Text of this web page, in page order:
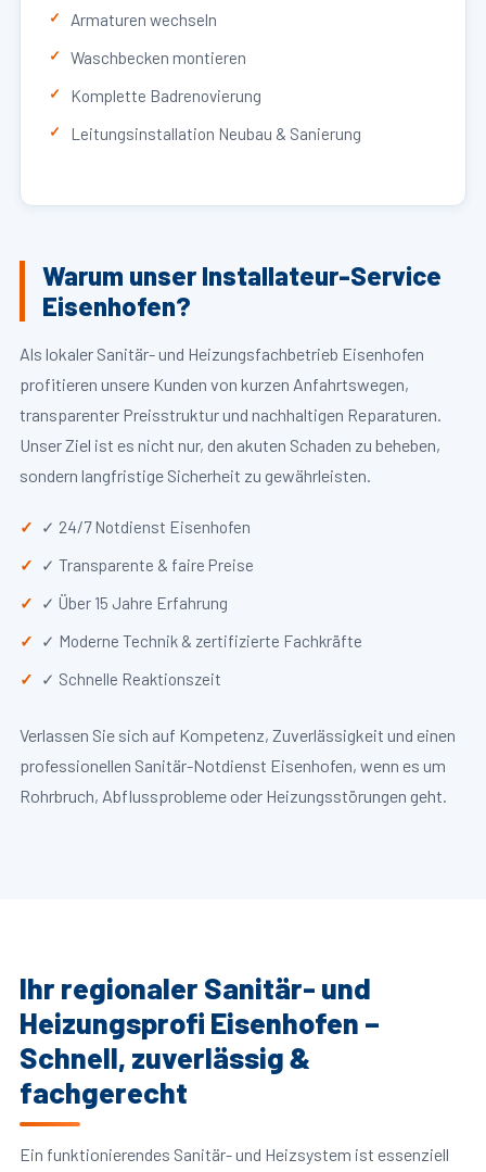
Armaturen wechseln
Waschbecken montieren
Komplette Badrenovierung
Leitungsinstallation Neubau & Sanierung
Warum unser Installateur-Service
Eisenhofen?
Als lokaler Sanitär- und Heizungsfachbetrieb Eisenhofen
profitieren unsere Kunden von kurzen Anfahrtswegen,
transparenter Preisstruktur und nachhaltigen Reparaturen.
Unser Ziel ist es nicht nur, den akuten Schaden zu beheben,
sondern langfristige Sicherheit zu gewährleisten.
✓ 24/7 Notdienst Eisenhofen
✓ Transparente & faire Preise
✓ Über 15 Jahre Erfahrung
✓ Moderne Technik & zertifizierte Fachkräfte
✓ Schnelle Reaktionszeit
Verlassen Sie sich auf Kompetenz, Zuverlässigkeit und einen
professionellen Sanitär-Notdienst Eisenhofen, wenn es um
Rohrbruch, Abflussprobleme oder Heizungsstörungen geht.
Ihr regionaler Sanitär- und
Heizungsprofi Eisenhofen –
Schnell, zuverlässig &
fachgerecht
Ein funktionierendes Sanitär- und Heizsystem ist essenziell